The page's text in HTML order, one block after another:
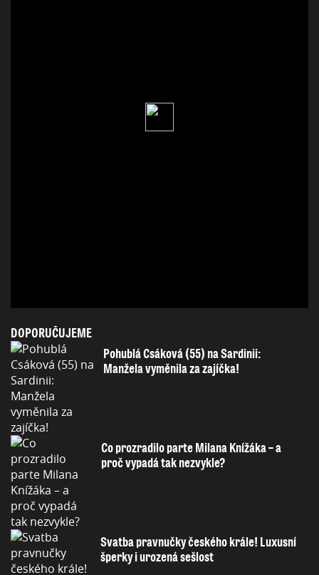
DOPORUČUJEME
Pohublá Csáková (55) na Sardinii:
Manžela vyměnila za zajíčka!
Co prozradilo parte Milana Knížáka – a
proč vypadá tak nezvykle?
Svatba pravnučky českého krále! Luxusní
šperky i urozená sešlost